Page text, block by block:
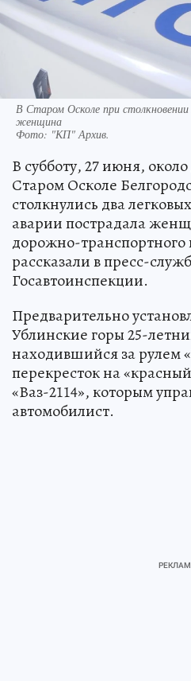
В Старом Осколе при столкновении
женщина
Фото: "КП" Архив.
В субботу, 27 июня,
Старом Осколе
столкнулись два
аварии пострадала
дорожно-
рассказали в пресс-
Госавтоинспекции.
Предварительно
Ублинские горы 25-
находившийся за рулем
перекресток на
«Ваз-2114», которым
автомобилист.